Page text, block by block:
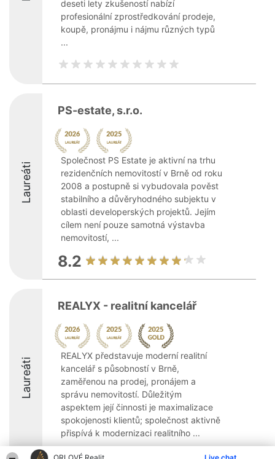
deseti lety zkušeností nabízí
profesionální zprostředkování prodeje,
koupě, pronájmu i nájmu různých typů
...
Laureáti
PS-estate, s.r.o.
Společnost PS Estate je aktivní na trhu
rezidenčních nemovitostí v Brně od roku
2008 a postupně si vybudovala pověst
stabilního a důvěryhodného subjektu v
oblasti developerských projektů. Jejím
cílem není pouze samotná výstavba
nemovitostí, ...
8.2
Laureáti
REALYX - realitní kancelář
REALYX představuje moderní realitní
kancelář s působností v Brně,
zaměřenou na prodej, pronájem a
správu nemovitostí. Důležitým
aspektem její činnosti je maximalizace
spokojenosti klientů; společnost aktivně
přispívá k modernizaci realitního ...